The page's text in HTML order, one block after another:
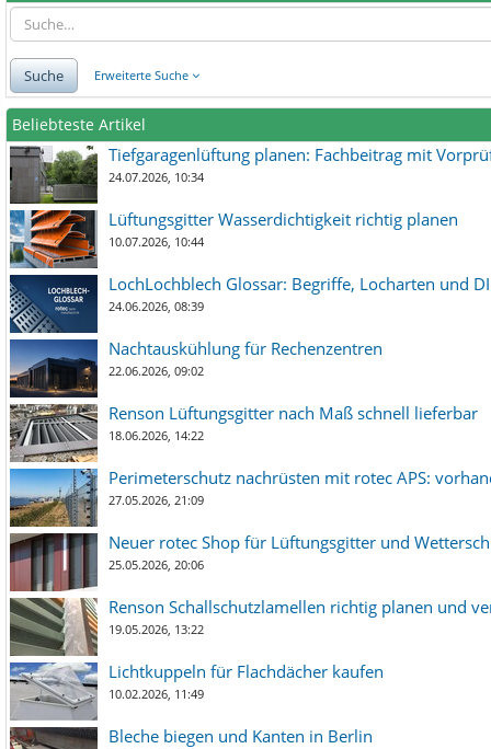
Suche Erweiterte Suche
Beliebteste Artikel
Tiefgaragenlüftung planen: Fachbeitrag mit
24.07.2026, 10:34
Lüftungsgitter Wasserdichtigkeit richtig planen
10.07.2026, 10:44
LochLochblech Glossar: Begriffe, Locharten und
24.06.2026, 08:39
Nachtauskühlung für Rechenzentren
22.06.2026, 09:02
Renson Lüftungsgitter nach Maß schnell lieferbar
18.06.2026, 14:22
Perimeterschutz nachrüsten mit rotec APS:
27.05.2026, 21:09
Neuer rotec Shop für Lüftungsgitter und
25.05.2026, 20:06
Renson Schallschutzlamellen richtig planen und
19.05.2026, 13:22
Lichtkuppeln für Flachdächer kaufen
10.02.2026, 11:49
Bleche biegen und Kanten in Berlin